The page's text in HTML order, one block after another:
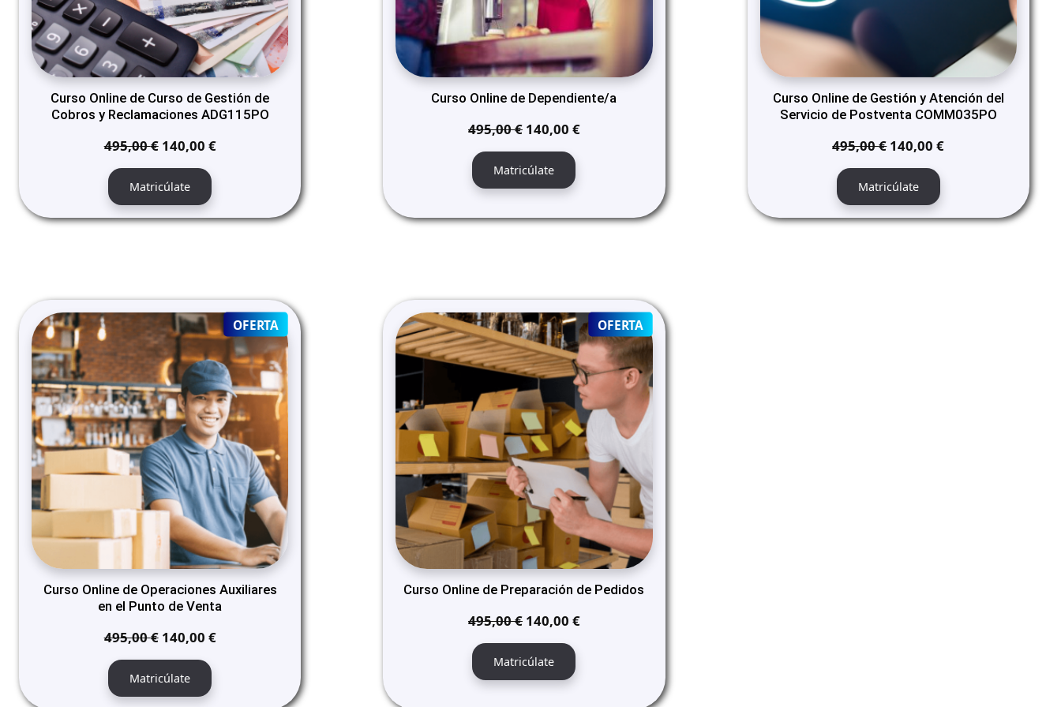
Curso Online de Curso de Gestión de
Cobros y Reclamaciones ADG115PO
495,00€ El
precio
original
era:
495,00 €.
140,00 €El
140,00 €.
Matricúlate
Curso Online de Dependiente/a
495,00€ El
precio
original
era:
140,00 €El
Matricúlate
Curso Online de Gestión y Atención del
Servicio de Postventa COMM035PO
495,00€ El
precio
original
era:
495,00 €.
140,00€El
140,00 €.
Matricúlate
OFERTA PRODUCT
ON
SALE
Curso Online de Operaciones Auxiliares
en el Punto de Venta
495,00€ El
precio
original
era:
140,00 €El
Matricúlate
OFERTAPRODUCT
ON
SALE
Curso Online de Preparación de Pedidos
495,00€ El
precio
original
era:
140,00 €El
Matricúlate